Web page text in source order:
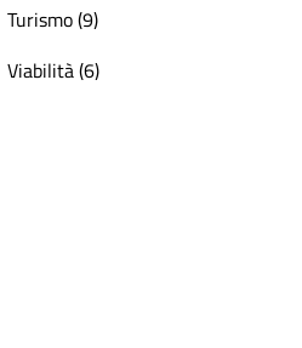
Turismo (9)
Viabilità (6)